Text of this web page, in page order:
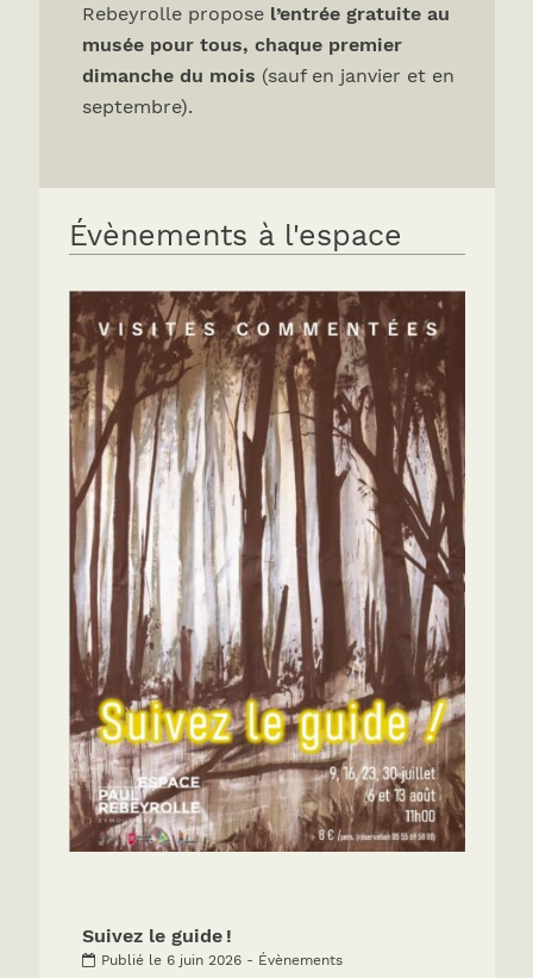
Rebeyrolle propose l’entrée gratuite au
musée pour tous, chaque premier
dimanche du mois (sauf en janvier et en
septembre).
Évènements à l'espace
Suivez le guide !
Publié le 6 juin 2026 - Évènements